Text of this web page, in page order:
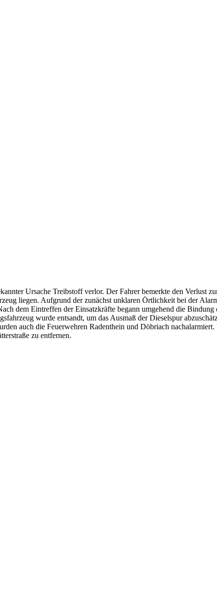
Ursache Treibstoff verlor. Der Fahrer bemerkte den Verlust
liegen. Aufgrund der zunächst unklaren Örtlichkeit bei der
dem Eintreffen der Einsatzkräfte begann umgehend die Bindung
wurde entsandt, um das Ausmaß der Dieselspur
auch die Feuerwehren Radenthein und Döbriach
zu entfernen.